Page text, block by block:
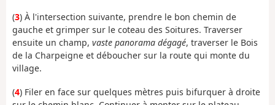
(3) À l'intersection suivante, prendre le bon chemin de
gauche et grimper sur le coteau des Soitures. Traverser
ensuite un champ, vaste panorama dégagé, traverser le Bois
de la Charpeigne et déboucher sur la route qui monte du
village.
(4) Filer en face sur quelques mètres puis bifurquer à droite